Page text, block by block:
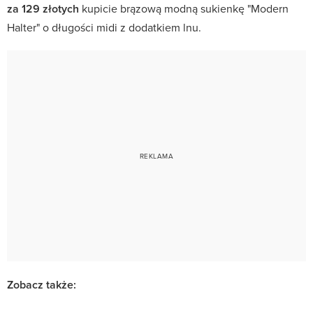
za 129 złotych kupicie brązową modną sukienkę "Modern
Halter" o długości midi z dodatkiem lnu.
Zobacz także: